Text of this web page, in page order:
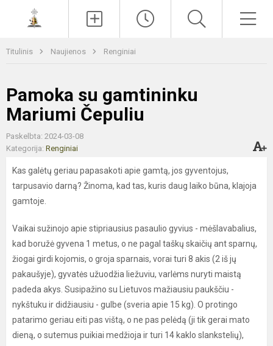
Titulinis Naujienos Renginiai
Pamoka su gamtininku
Mariumi Čepuliu
Paskelbta: 2024-03-08
Kategorija: Renginiai
Kas galėtų geriau papasakoti apie gamtą, jos gyventojus,
tarpusavio darną? Žinoma, kad tas, kuris daug laiko būna, klajoja
gamtoje.
Vaikai sužinojo apie stipriausius pasaulio gyvius - mėšlavabalius,
kad boružė gyvena 1 metus, o ne pagal taškų skaičių ant sparnų,
žiogai girdi kojomis, o groja sparnais, vorai turi 8 akis (2 iš jų
pakaušyje), gyvatės užuodžia liežuviu, varlėms nuryti maistą
padeda akys. Susipažino su Lietuvos mažiausiu paukščiu -
nykštuku ir didžiausiu - gulbe (sveria apie 15 kg). O protingo
patarimo geriau eiti pas vištą, o ne pas pelėdą (ji tik gerai mato
dieną, o sutemus puikiai medžioja ir turi 14 kaklo slankstelių),